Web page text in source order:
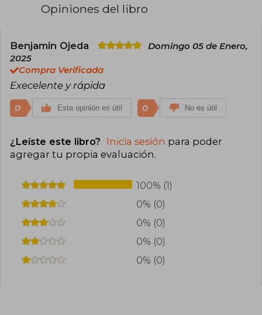
Opiniones del libro
Benjamin Ojeda
Domingo 05 de Enero,
2025
Compra Verificada
Execelente y rápida
0 Esta opinión es útil 0 No es útil
¿Leíste este libro? Inicia sesión para poder
agregar tu propia evaluación.
100% (1)
0% (0)
0% (0)
0% (0)
0% (0)